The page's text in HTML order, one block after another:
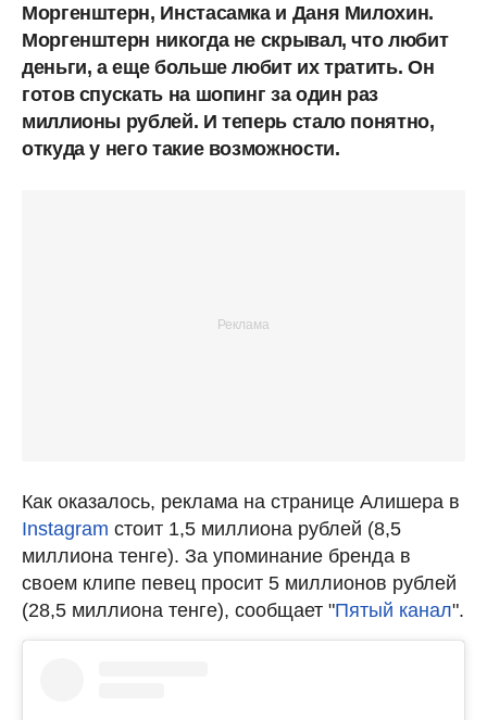
Моргенштерн, Инстасамка и Даня Милохин.
Моргенштерн никогда не скрывал, что любит
деньги, а еще больше любит их тратить. Он
готов спускать на шопинг за один раз
миллионы рублей. И теперь стало понятно,
откуда у него такие возможности.
Как оказалось, реклама на странице Алишера в
Instagram стоит 1,5 миллиона рублей (8,5
миллиона тенге). За упоминание бренда в
своем клипе певец просит 5 миллионов рублей
(28,5 миллиона тенге), сообщает "Пятый канал".